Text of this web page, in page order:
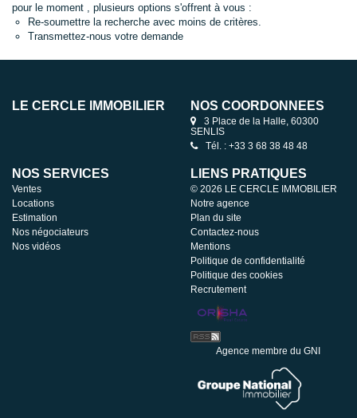
pour le moment , plusieurs options s'offrent à vous :
Re-soumettre la recherche avec moins de critères.
Transmettez-nous votre demande
LE CERCLE IMMOBILIER NOS COORDONNÉES
3 Place de la Halle, 60300
SENLIS
Tél. : +33 3 68 38 48 48
NOS SERVICES
Ventes
Locations
Estimation
Nos négociateurs
Nos vidéos
LIENS PRATIQUES
© 2026 LE CERCLE IMMOBILIER
Notre agence
Plan du site
Contactez-nous
Mentions
Politique de confidentialité
Politique des cookies
Recrutement
Agence membre du GNI